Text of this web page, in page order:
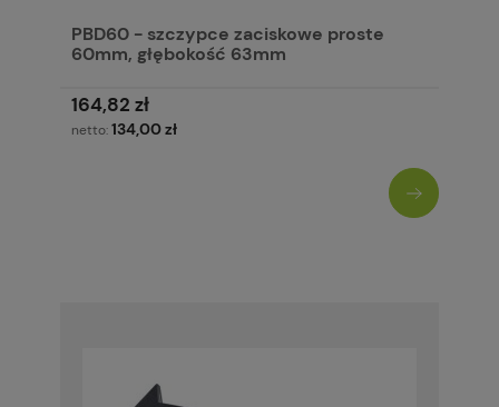
PBD60 - szczypce zaciskowe proste
60mm, głębokość 63mm
164,82 zł
netto:134,00 zł